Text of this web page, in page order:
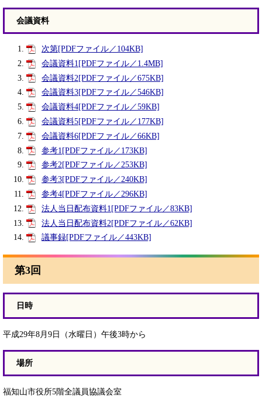
会議資料
次第[PDFファイル／104KB]
会議資料1[PDFファイル／1.4MB]
会議資料2[PDFファイル／675KB]
会議資料3[PDFファイル／546KB]
会議資料4[PDFファイル／59KB]
会議資料5[PDFファイル／177KB]
会議資料6[PDFファイル／66KB]
参考1[PDFファイル／173KB]
参考2[PDFファイル／253KB]
参考3[PDFファイル／240KB]
参考4[PDFファイル／296KB]
法人当日配布資料1[PDFファイル／83KB]
法人当日配布資料2[PDFファイル／62KB]
議事録[PDFファイル／443KB]
第3回
日時
平成29年8月9日（水曜日）午後3時から
場所
福知山市役所5階全議員協議会室